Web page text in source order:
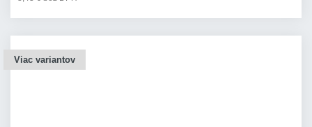
Viac variantov